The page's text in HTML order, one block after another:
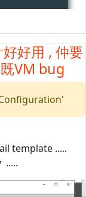
好用 , 仲要
VM bug
template .....
.....